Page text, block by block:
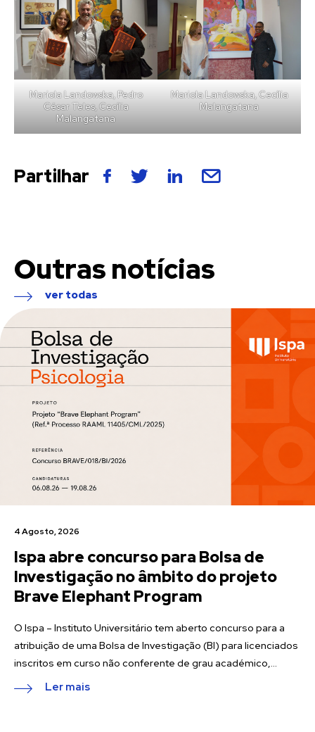
Mariola Landowska, Pedro
César Teles, Cecília
Malangatana
Mariola Landowska, Cecília
Malangatana
Partilhar
Outras notícias
ver todas
4 Agosto, 2026
Ispa abre concurso para Bolsa de
Investigação no âmbito do projeto
Brave Elephant Program
O Ispa – Instituto Universitário tem aberto concurso para a
atribuição de uma Bolsa de Investigação (BI) para licenciados
inscritos em curso não conferente de grau académico,...
Ler mais